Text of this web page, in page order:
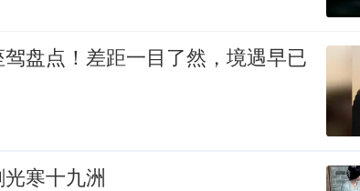
驾盘点！差距一目了然，境遇早已
寒十九洲